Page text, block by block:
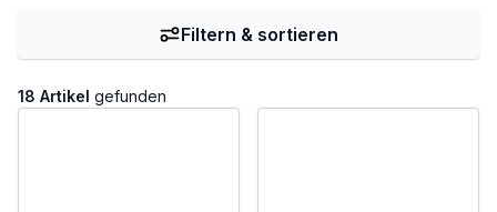
18 Artikel gefunden
Filtern & sortieren